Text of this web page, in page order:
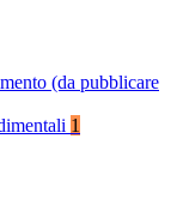
(da pubblicare
1